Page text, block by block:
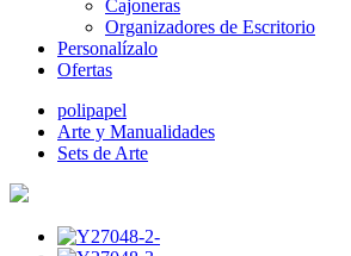
Cajoneras
Organizadores de Escritorio
Personalízalo
Ofertas
polipapel
Arte y Manualidades
Sets de Arte